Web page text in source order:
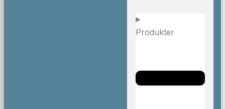
Produkter